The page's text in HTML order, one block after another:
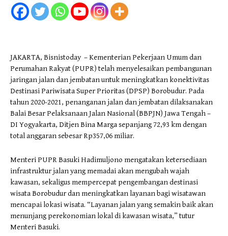
JAKARTA, Bisnistoday – Kementerian Pekerjaan Umum dan
Perumahan Rakyat (PUPR) telah menyelesaikan pembangunan
jaringan jalan dan jembatan untuk meningkatkan konektivitas
Destinasi Pariwisata Super Prioritas (DPSP) Borobudur. Pada
tahun 2020-2021, penanganan jalan dan jembatan dilaksanakan
Balai Besar Pelaksanaan Jalan Nasional (BBPJN) Jawa Tengah –
DI Yogyakarta, Ditjen Bina Marga sepanjang 72,93 km dengan
total anggaran sebesar Rp357,06 miliar.
Menteri PUPR Basuki Hadimuljono mengatakan ketersediaan
infrastruktur jalan yang memadai akan mengubah wajah
kawasan, sekaligus mempercepat pengembangan destinasi
wisata Borobudur dan meningkatkan layanan bagi wisatawan
mencapai lokasi wisata. “Layanan jalan yang semakin baik akan
menunjang perekonomian lokal di kawasan wisata,” tutur
Menteri Basuki.